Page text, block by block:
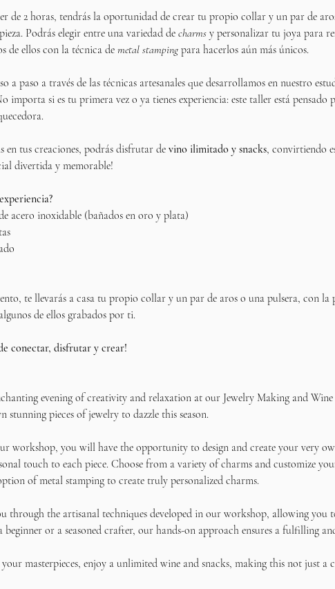
de 2 horas, tendrás la oportunidad de crear tu propio collar y un par de
Podrás elegir entre una variedad de charms y personalizar tu joya para
de ellos con la técnica de metal stamping para hacerlos aún más únicos.
a paso a través de las técnicas artesanales que desarrollamos en nuestro
importa si es tu primera vez o ya tienes experiencia: este taller está pensado
en tus creaciones, podrás disfrutar de vino ilimitado y snacks, convirtiendo
divertida y memorable!
acero inoxidable (bañados en oro y plata)
te llevarás a casa tu propio collar y un par de aros o una pulsera, con la
de ellos grabados por ti.
conectar, disfrutar y crear!
evening of creativity and relaxation at our Jewelry Making and
stunning pieces of jewelry to dazzle this season.
workshop, you will have the opportunity to design and create your very
touch to each piece. Choose from a variety of charms and customize
of metal stamping to create truly personalized charms.
through the artisanal techniques developed in our workshop, allowing you
beginner or a seasoned crafter, our hands-on approach ensures a fulfilling
masterpieces, enjoy a unlimited wine and snacks, making this not just a